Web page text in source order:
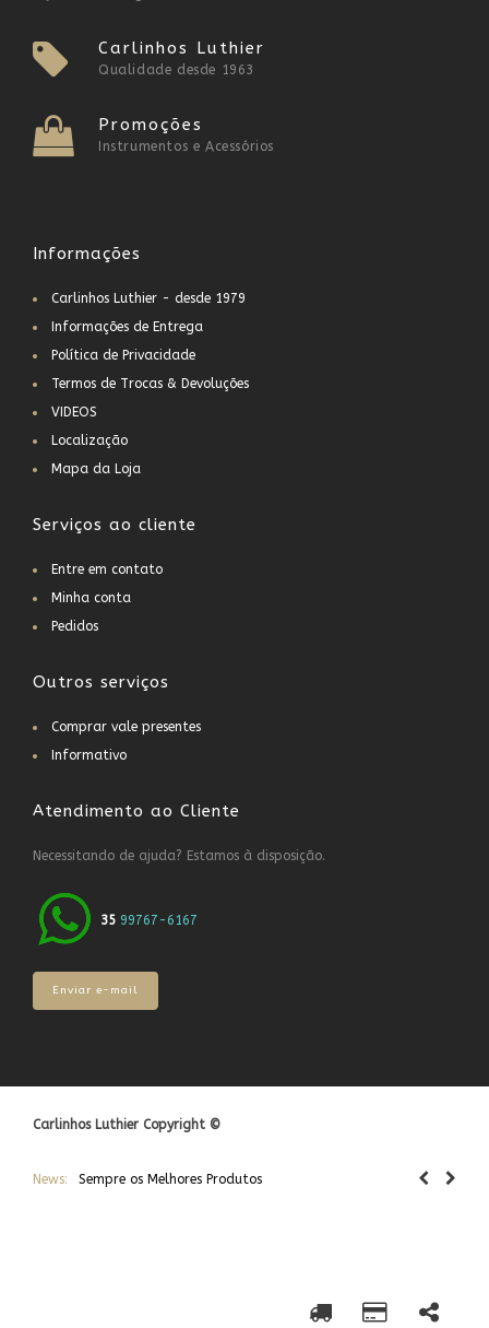
Carlinhos Luthier
Qualidade desde 1963
Promoções
Instrumentos e Acessórios
Informações
Carlinhos Luthier - desde 1979
Informações de Entrega
Política de Privacidade
Termos de Trocas & Devoluções
VIDEOS
Localização
Mapa da Loja
Serviços ao cliente
Entre em contato
Minha conta
Pedidos
Outros serviços
Comprar vale presentes
Informativo
Atendimento ao Cliente
Necessitando de ajuda? Estamos à disposição.
35 99767-6167
Enviar e-mail
Carlinhos Luthier Copyright ©
News: Sempre os Melhores Produtos